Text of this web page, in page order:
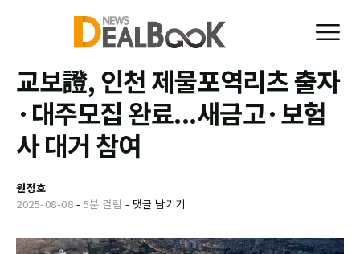
교보證, 인천 제물포역리츠 출자
·대주모집 완료...새금고·보험
사 대거 참여
원정호
2025-08-08 - 5분 걸림 - 댓글 남기기